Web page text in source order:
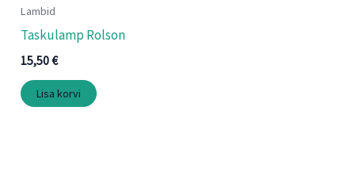
Lambid
Taskulamp Rolson
15,50€
Lisa korvi